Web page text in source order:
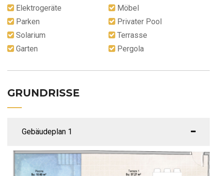
Elektrogeräte
Möbel
Parken
Privater Pool
Solarium
Terrasse
Garten
Pergola
GRUNDRISSE
Gebäudeplan 1